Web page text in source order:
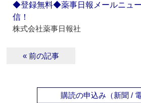
◆登録無料◆薬事日報メールニュ
信！
株式会社薬事日報社
« 前の記事
購読の申込み（新聞 /